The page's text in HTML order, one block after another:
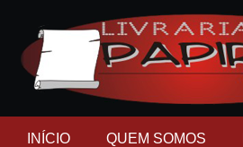
INÍCIO QUEM SOMOS